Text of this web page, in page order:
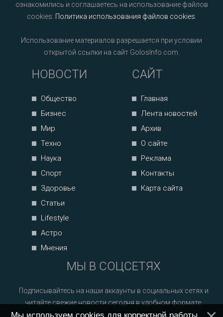
ознакомились и соглашаетесь на использование файлов
cookies. Политика использования файлов cookies
Использование материалов разрешается при условии
открытой ссылки на сайт GolosInfo.com.
НОВОСТИ
Общество
Бизнес
Мир
Техно
Наука
Спорт
Здоровье
Статьи
Lifestyle
Астро
Мнения
САЙТ
Главная
Лента новостей
Архив
О сайте
Реклама
Контакты
Карта сайта
МЫ В СОЦСЕТЯХ
Подписывайтесь на наши аккаунты в социальных сетях и
читайте свежие новости сегодня в удобном формате.
Мы используем cookies для корректной работы